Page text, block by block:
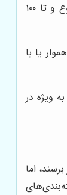
عرض فیلم باید با ابعاد بار و نوع دستگاه (در صورت استفاده از استرچ ماشینی) همخوانی داشته باشد. عرض‌های استاندارد معمولاً از ۲۵ سانتی‌متر شروع و تا ۱۰۰
یا با
ویژه در
اما